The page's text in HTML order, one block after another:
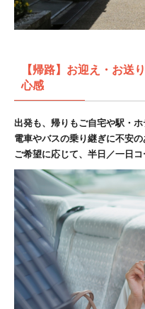
【帰路】お迎え・お送
心感
出発も、帰りもご自宅や駅・ホ
電車やバスの乗り継ぎに不安の
ご希望に応じて、半日／一日